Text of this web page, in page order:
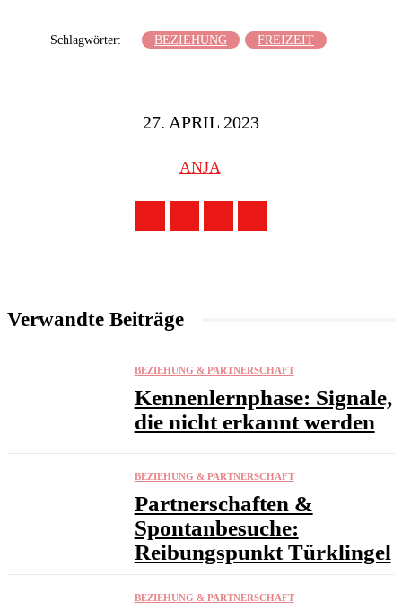
Schlagwörter: BEZIEHUNG FREIZEIT
27. APRIL 2023
ANJA
Verwandte Beiträge
BEZIEHUNG & PARTNERSCHAFT
Kennenlernphase: Signale,
die nicht erkannt werden
BEZIEHUNG & PARTNERSCHAFT
Partnerschaften &
Spontanbesuche:
Reibungspunkt Türklingel
BEZIEHUNG & PARTNERSCHAFT